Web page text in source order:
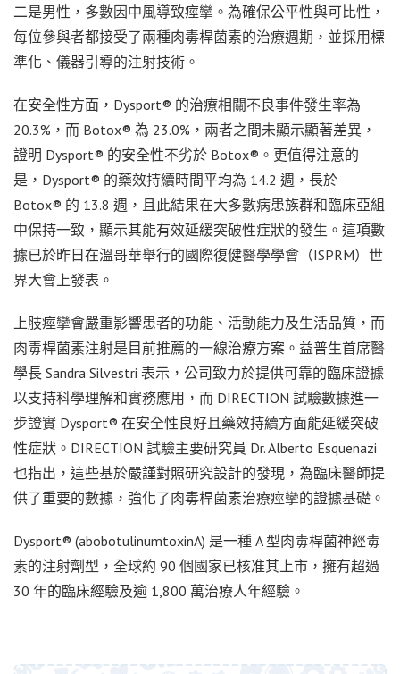
二是男性，多數因中風導致痙攣。為確保公平性與可比性，
每位參與者都接受了兩種肉毒桿菌素的治療週期，並採用標
準化、儀器引導的注射技術。
在安全性方面，Dysport® 的治療相關不良事件發生率為
20.3%，而 Botox® 為 23.0%，兩者之間未顯示顯著差異，
證明 Dysport® 的安全性不劣於 Botox®。更值得注意的
是，Dysport® 的藥效持續時間平均為 14.2 週，長於
Botox® 的 13.8 週，且此結果在大多數病患族群和臨床亞組
中保持一致，顯示其能有效延緩突破性症狀的發生。這項數
據已於昨日在溫哥華舉行的國際復健醫學學會（ISPRM）世
界大會上發表。
上肢痙攣會嚴重影響患者的功能、活動能力及生活品質，而
肉毒桿菌素注射是目前推薦的一線治療方案。益普生首席醫
學長 Sandra Silvestri 表示，公司致力於提供可靠的臨床證據
以支持科學理解和實務應用，而 DIRECTION 試驗數據進一
步證實 Dysport® 在安全性良好且藥效持續方面能延緩突破
性症狀。DIRECTION 試驗主要研究員 Dr. Alberto Esquenazi
也指出，這些基於嚴謹對照研究設計的發現，為臨床醫師提
供了重要的數據，強化了肉毒桿菌素治療痙攣的證據基礎。
Dysport® (abobotulinumtoxinA) 是一種 A 型肉毒桿菌神經毒
素的注射劑型，全球約 90 個國家已核准其上市，擁有超過
30 年的臨床經驗及逾 1,800 萬治療人年經驗。